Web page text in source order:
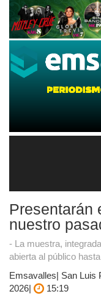
Presentarán
nuestro
- La muestra,
abierta al público
Emsavalles| San Luis
2026|
15:19